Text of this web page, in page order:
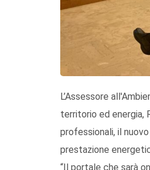
L’Assessore
territorio ed energia,
professionali, il
prestazione
“Il portale che sarà